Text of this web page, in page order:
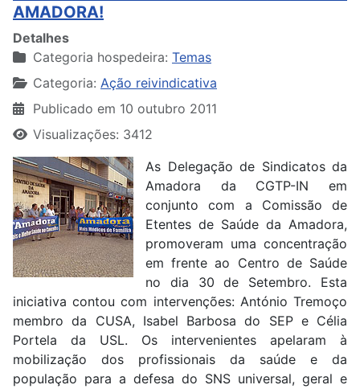
AMADORA!
Detalhes
Categoria hospedeira: Temas
Categoria: Ação reivindicativa
Publicado em 10 outubro 2011
Visualizações: 3412
As Delegação de Sindicatos da
Amadora da CGTP-IN em
conjunto com a Comissão de
Etentes de Saúde da Amadora,
promoveram uma concentração
em frente ao Centro de Saúde
no dia 30 de Setembro. Esta
iniciativa contou com intervenções: António Tremoço
membro da CUSA, Isabel Barbosa do SEP e Célia
Portela da USL. Os intervenientes apelaram à
mobilização dos profissionais da saúde e da
população para a defesa do SNS universal, geral e